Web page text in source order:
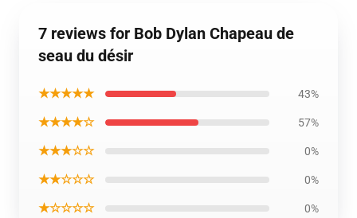
7 reviews for Bob Dylan Chapeau de
seau du désir
★★★★★ 43%
★★★★☆ 57%
★★★☆☆ 0%
★★☆☆☆ 0%
★☆☆☆☆ 0%